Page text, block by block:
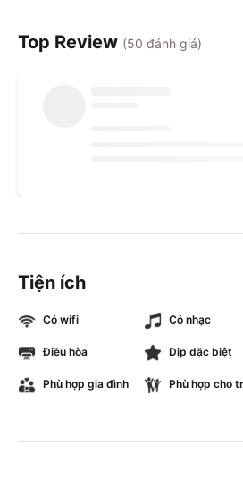
Top Review (50 đánh giá)
Tiện ích
Có wifi Có nhạc
Điều hòa Dịp đặc biệt
Phù hợp gia đình Phù hợp cho